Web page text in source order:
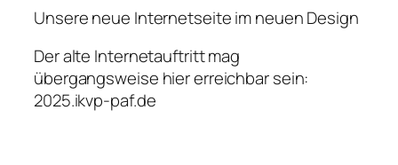
Unsere neue Internetseite im neuen Design
Der alte Internetauftritt mag
übergangsweise hier erreichbar sein:
2025.ikvp-paf.de